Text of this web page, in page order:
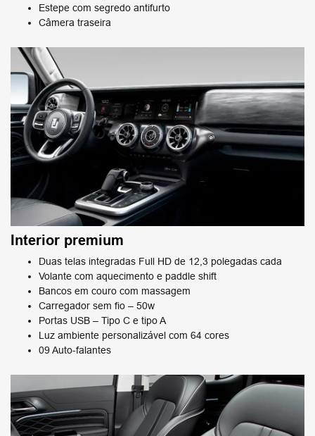
Estepe com segredo antifurto
Câmera traseira
Interior premium​
Duas telas integradas Full HD de 12,3 polegadas cada
Volante com aquecimento e paddle shift
Bancos em couro com massagem​
Carregador sem fio – 50w​
Portas USB – Tipo C e tipo A​
Luz ambiente personalizável com 64 cores
09 Auto-falantes